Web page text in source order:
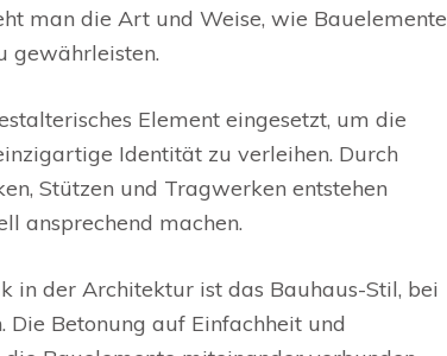
man die Art und Weise, wie Bauelemente
gewährleisten.
Element eingesetzt, um die
Identität zu verleihen. Durch
Stützen und Tragwerken entstehen
ansprechend machen.
in der Architektur ist das Bauhaus-Stil, bei
Betonung auf Einfachheit und